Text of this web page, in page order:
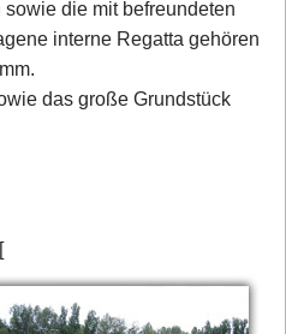
die mit befreundeten
interne Regatta gehören
das große Grundstück
[